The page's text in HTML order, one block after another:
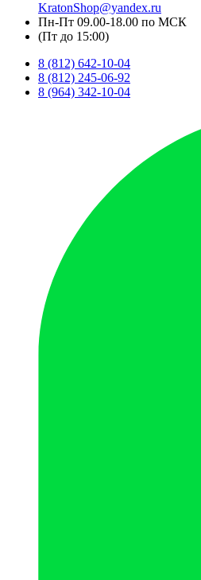
KratonShop@yandex.ru
Пн-Пт 09.00-18.00 по МСК
(Пт до 15:00)
8 (812) 642-10-04
8 (812) 245-06-92
8 (964) 342-10-04